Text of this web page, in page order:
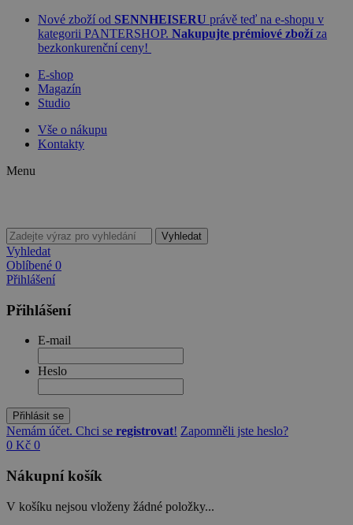
Nové zboží od SENNHEISERU právě teď na e-shopu v
kategorii PANTERSHOP. Nakupujte prémiové zbožíza
bezkonkurenční ceny!
E-shop
Magazín
Studio
Vše o nákupu
Kontakty
Menu
Vyhledat
Vyhledat
Oblíbené 0
Přihlášení
Přihlášení
E-mail
Heslo
Přihlásit se
Nemám účet. Chci se registrovat! Zapomněli jste heslo?
0 Kč 0
Nákupní košík
V košíku nejsou vloženy žádné položky...